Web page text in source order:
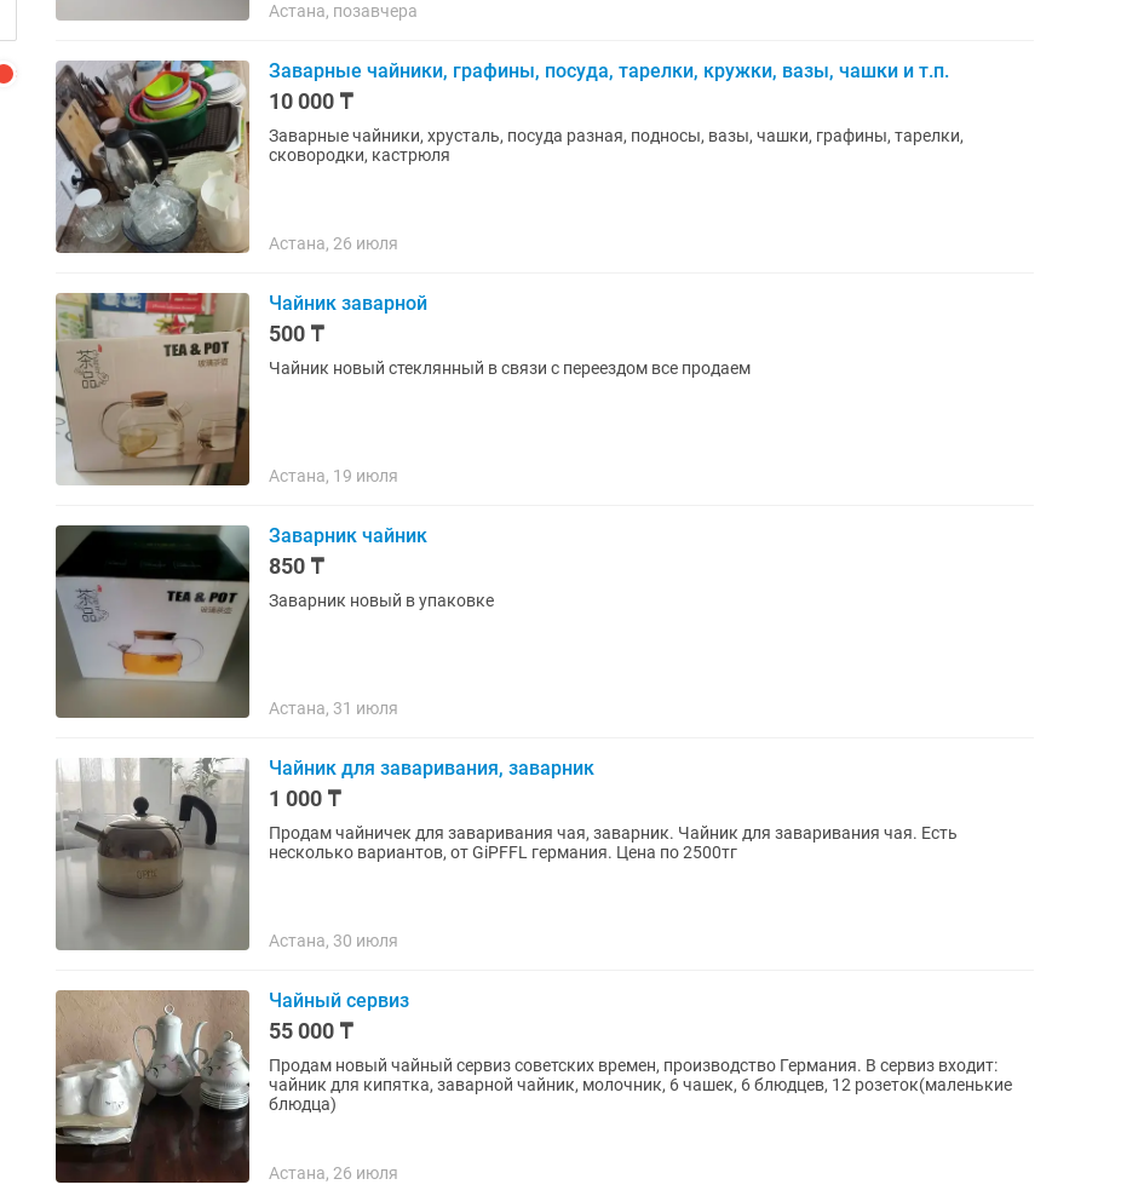
Астана, позавчера
Заварные чайники, графины, посуда, тарелки, кружки, вазы, чашки и т.п.
10 000 ₸
Заварные чайники, хрусталь, посуда разная, подносы, вазы, чашки, графины, тарелки,
сковородки, кастрюля
Астана, 26 июля
Чайник заварной
500 ₸
Чайник новый стеклянный в связи с переездом все продаем
Астана, 19 июля
Заварник чайник
850 ₸
Заварник новый в упаковке
Астана, 31 июля
Чайник для заваривания, заварник
1 000 ₸
Продам чайничек для заваривания чая, заварник. Чайник для заваривания чая. Есть
несколько вариантов, от GiPFFL германия. Цена по 2500тг
Астана, 30 июля
Чайный сервиз
55 000 ₸
Продам новый чайный сервиз советских времен, производство Германия. В сервиз входит:
чайник для кипятка, заварной чайник, молочник, 6 чашек, 6 блюдцев, 12 розеток(маленькие
блюдца)
Астана, 26 июля